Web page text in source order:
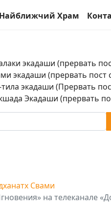
Найближчий Храм
экадаши (прервать
экадаши (прервать пост
экадаши (Прервать
Экадаши (прервать
Свами
на телеканале